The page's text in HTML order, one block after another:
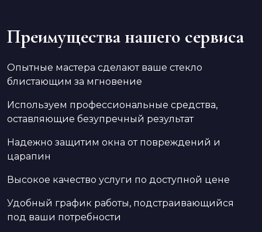
Преимущества нашего сервиса
Опытные мастера сделают ваше стекло
блистающим за мгновение
Используем профессиональные средства,
оставляющие безупречный результат
Надежно защитим окна от повреждений и
царапин
Высокое качество услуги по доступной цене
Удобный график работы, подстраивающийся
под ваши потребности